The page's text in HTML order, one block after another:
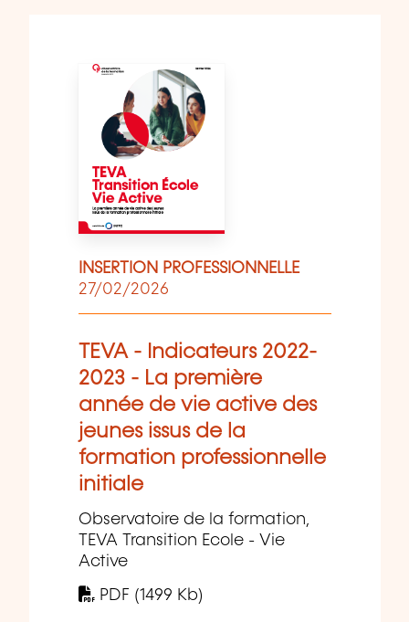
INSERTION PROFESSIONNELLE
27/02/2026
TEVA - Indicateurs 2022-
2023 - La première
année de vie active des
jeunes issus de la
formation professionnelle
initiale
Observatoire de la formation,
TEVA Transition Ecole - Vie
Active
PDF (1499 Kb)